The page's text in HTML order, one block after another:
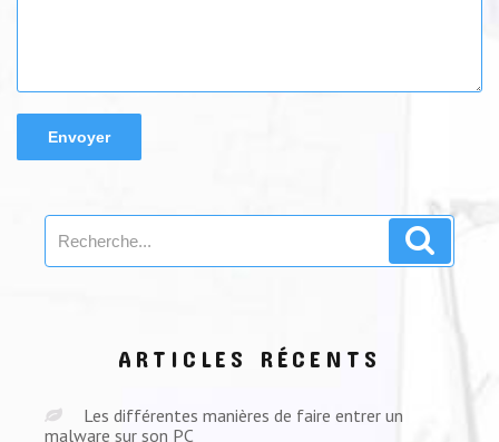
Search
for:
ARTICLES RÉCENTS
Les différentes manières de faire entrer un
malware sur son PC